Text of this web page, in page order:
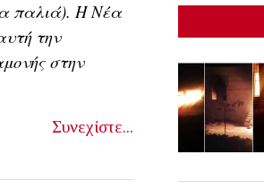
παλιά). Η Νέα
την
στην
Συνεχίστε...